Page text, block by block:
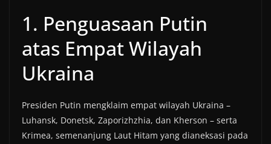
1. Penguasaan Putin
atas Empat Wilayah
Ukraina
Presiden Putin mengklaim empat wilayah Ukraina –
Luhansk, Donetsk, Zaporizhzhia, dan Kherson – serta
Krimea, semenanjung Laut Hitam yang dianeksasi pada